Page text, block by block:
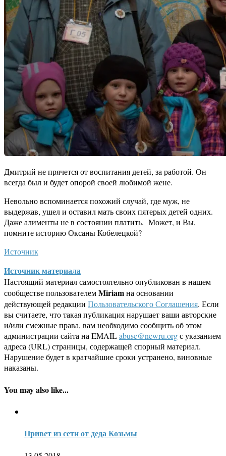
Дмитрий не прячется от воспитания детей, за работой. Он
всегда был и будет опорой своей любимой жене.
Невольно вспоминается похожий случай, где муж, не
выдержав, ушел и оставил мать своих пятерых детей одних.
Даже алименты не в состоянии платить. Может, и Вы,
помните историю Оксаны Кобелецкой?
Источник
Источник материала
Настоящий материал самостоятельно опубликован в нашем
сообществе пользователемMiriamна основании
действующей редакции Пользовательского Соглашения. Если
вы считаете, что такая публикация нарушает ваши авторские
и/или смежные права, вам необходимо сообщить об этом
администрации сайта на EMAILabuse@newru.orgс указанием
адреса (URL) страницы, содержащей спорный материал.
Нарушение будет в кратчайшие сроки устранено, виновные
наказаны.
You may also like...
Привет из сети от деда Козьмы